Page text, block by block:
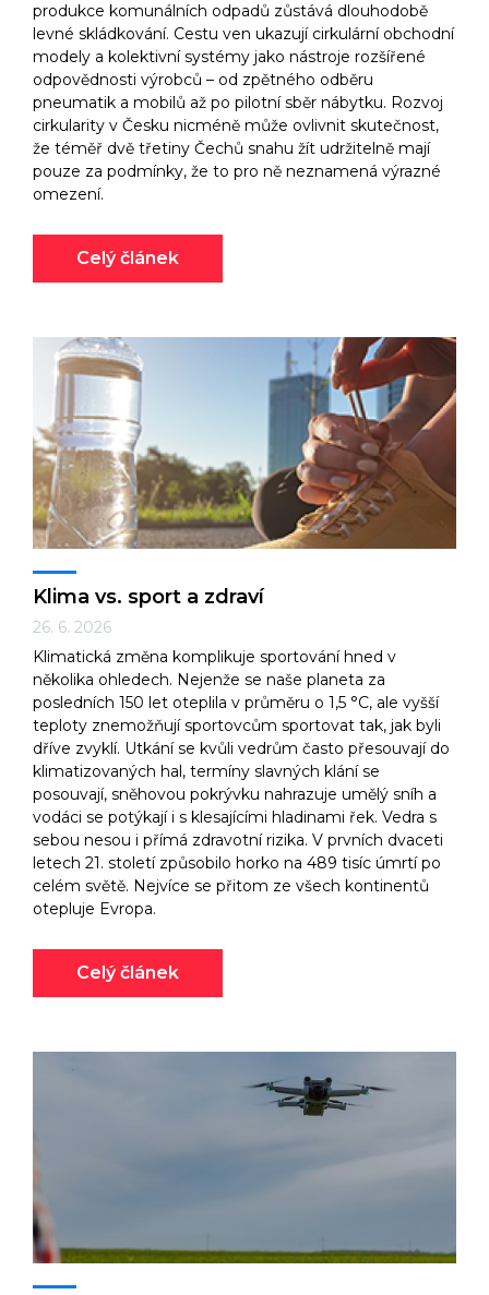
produkce komunálních odpadů zůstává dlouhodobě
levné skládkování. Cestu ven ukazují cirkulární obchodní
modely a kolektivní systémy jako nástroje rozšířené
odpovědnosti výrobců –⁠⁠⁠⁠⁠⁠ od zpětného odběru
pneumatik a mobilů až po pilotní sběr nábytku. Rozvoj
cirkularity v Česku nicméně může ovlivnit skutečnost,
že téměř dvě třetiny Čechů snahu žít udržitelně mají
pouze za podmínky, že to pro ně neznamená výrazné
omezení.
Celý článek
Klima vs. sport a zdraví
26. 6. 2026
Klimatická změna komplikuje sportování hned v
několika ohledech. Nejenže se naše planeta za
posledních 150 let oteplila v průměru o 1,5 °C, ale vyšší
teploty znemožňují sportovcům sportovat tak, jak byli
dříve zvyklí. Utkání se kvůli vedrům často přesouvají do
klimatizovaných hal, termíny slavných klání se
posouvají, sněhovou pokrývku nahrazuje umělý sníh a
vodáci se potýkají i s klesajícími hladinami řek. Vedra s
sebou nesou i přímá zdravotní rizika. V prvních dvaceti
letech 21. století způsobilo horko na 489 tisíc úmrtí po
celém světě. Nejvíce se přitom ze všech kontinentů
otepluje Evropa.
Celý článek